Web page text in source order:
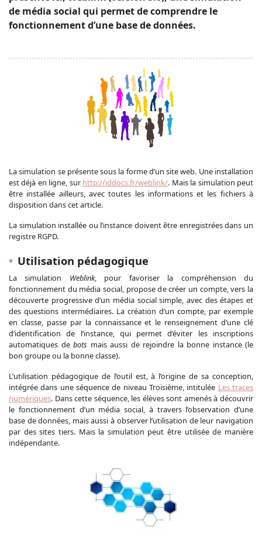
de média social qui permet de comprendre le
fonctionnement d’une base de données.
La simulation se présente sous la forme d’un site web. Une installation
est déjà en ligne, sur http://iddocs.fr/weblink/. Mais la simulation peut
être installée ailleurs, avec toutes les informations et les fichiers à
disposition dans cet article.
La simulation installée ou l’instance doivent être enregistrées dans un
registre RGPD.
Utilisation pédagogique
La simulation Weblink, pour favoriser la compréhension du
fonctionnement du média social, propose de créer un compte, vers la
découverte progressive d’un média social simple, avec des étapes et
des questions intermédiaires. La création d’un compte, par exemple
en classe, passe par la connaissance et le renseignement d’une clé
d’identification de l’instance, qui permet d’éviter les inscriptions
automatiques de bots mais aussi de rejoindre la bonne instance (le
bon groupe ou la bonne classe).
L’utilisation pédagogique de l’outil est, à l’origine de sa conception,
intégrée dans une séquence de niveau Troisième, intitulée Les traces
numériques. Dans cette séquence, les élèves sont amenés à découvrir
le fonctionnement d’un média social, à travers l’observation d’une
base de données, mais aussi à observer l’utilisation de leur navigation
par des sites tiers. Mais la simulation peut être utilisée de manière
indépendante.